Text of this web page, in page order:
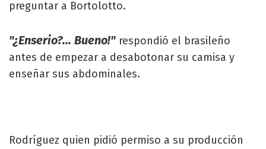
preguntar a Bortolotto.
"¿Enserio?... Bueno!" respondió el brasileño
antes de empezar a desabotonar su camisa y
enseñar sus abdominales.
Rodríguez quien pidió permiso a su producción